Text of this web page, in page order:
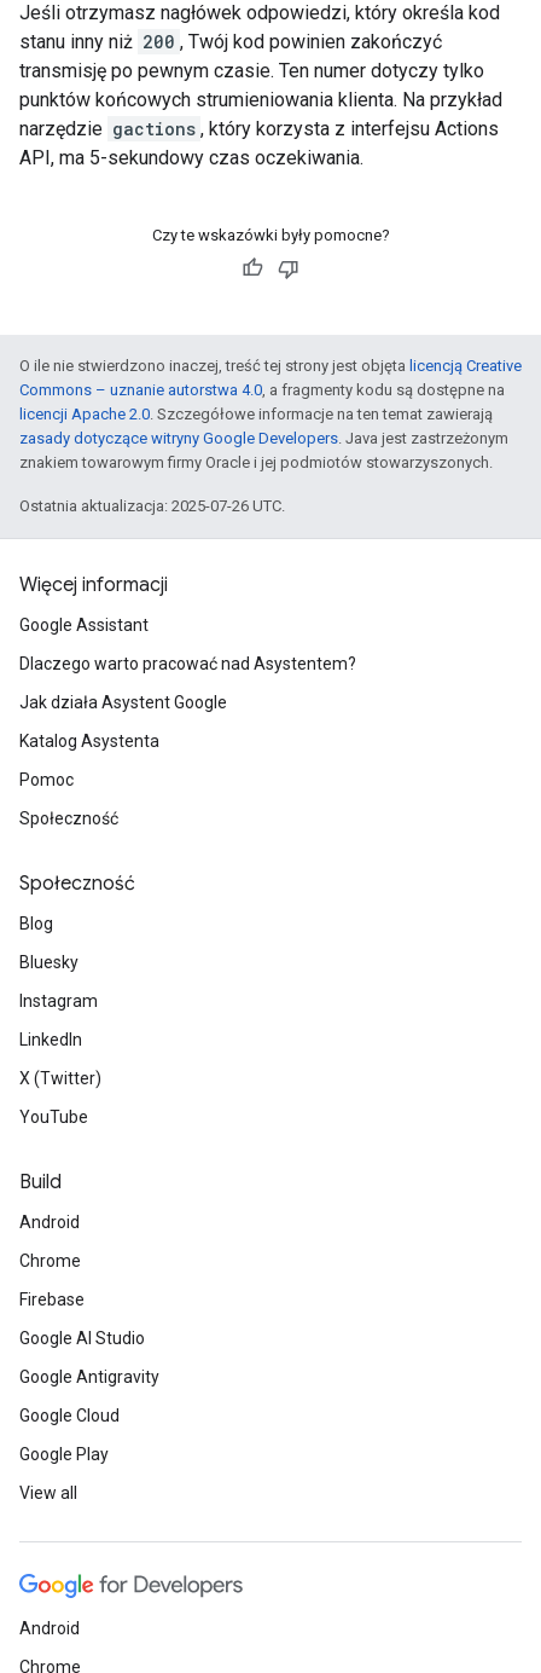
Jeśli otrzymasz nagłówek odpowiedzi, który określa kod
stanu inny niż 200 , Twój kod powinien zakończyć
transmisję po pewnym czasie. Ten numer dotyczy tylko
punktów końcowych strumieniowania klienta. Na przykład
narzędzie gactions , który korzysta z interfejsu Actions
API, ma 5-sekundowy czas oczekiwania.
Czy te wskazówki były pomocne?
O ile nie stwierdzono inaczej, treść tej strony jest objęta licencją Creative
Commons – uznanie autorstwa 4.0, a fragmenty kodu są dostępne na
licencji Apache 2.0. Szczegółowe informacje na ten temat zawierają
zasady dotyczące witryny Google Developers. Java jest zastrzeżonym
znakiem towarowym firmy Oracle i jej podmiotów stowarzyszonych.
Ostatnia aktualizacja: 2025-07-26 UTC.
Więcej informacji
Google Assistant
Dlaczego warto pracować nad Asystentem?
Jak działa Asystent Google
Katalog Asystenta
Pomoc
Społeczność
Społeczność
Blog
Bluesky
Instagram
LinkedIn
X (Twitter)
YouTube
Build
Android
Chrome
Firebase
Google AI Studio
Google Antigravity
Google Cloud
Google Play
View all
Android
Chrome